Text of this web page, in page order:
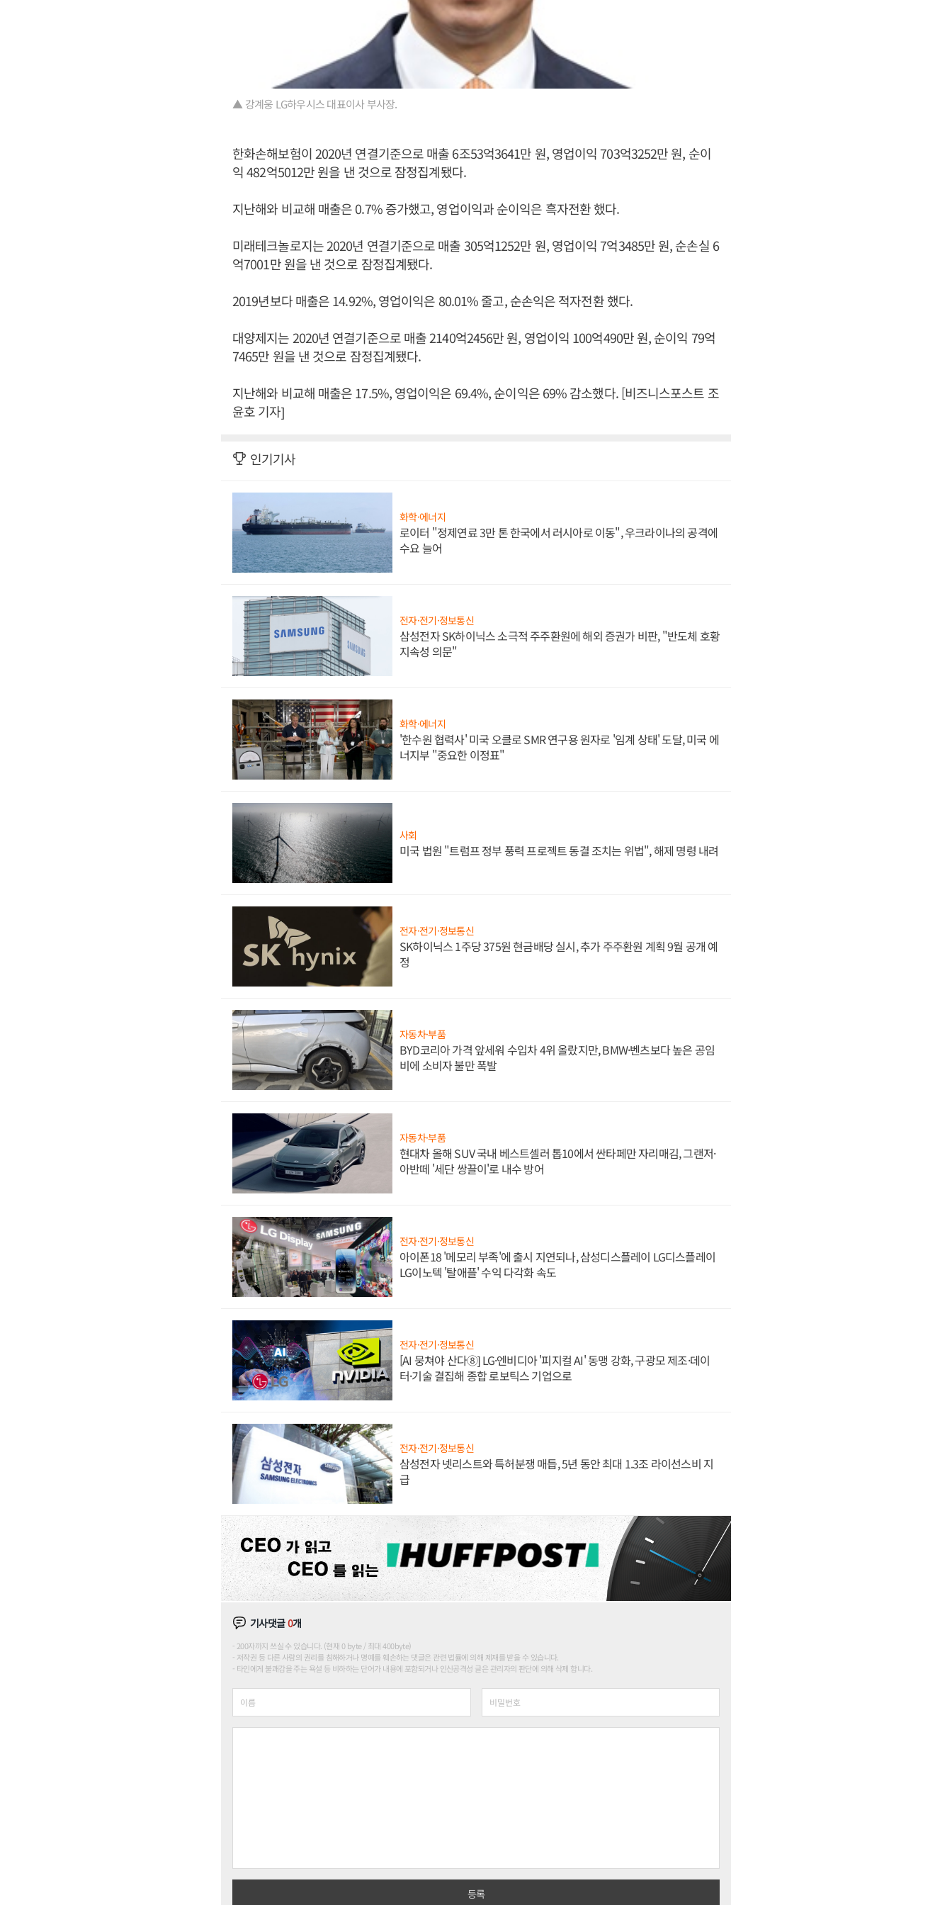
▲ 강계웅 LG하우시스 대표이사 부사장.
한화손해보험이 2020년 연결기준으로 매출 6조53억3641만 원, 영업이익 703억3252만 원, 순이
익 482억5012만 원을 낸 것으로 잠정집계됐다.
지난해와 비교해 매출은 0.7% 증가했고, 영업이익과 순이익은 흑자전환 했다.
미래테크놀로지는 2020년 연결기준으로 매출 305억1252만 원, 영업이익 7억3485만 원, 순손실 6
억7001만 원을 낸 것으로 잠정집계됐다.
2019년보다 매출은 14.92%, 영업이익은 80.01% 줄고, 순손익은 적자전환 했다.
대양제지는 2020년 연결기준으로 매출 2140억2456만 원, 영업이익 100억490만 원, 순이익 79억
7465만 원을 낸 것으로 잠정집계됐다.
지난해와 비교해 매출은 17.5%, 영업이익은 69.4%, 순이익은 69% 감소했다. [비즈니스포스트 조
윤호 기자]
인기기사
화학·에너지
로이터 "정제연료 3만 톤 한국에서 러시아로 이동", 우크라이나의 공격에
수요 늘어
전자·전기·정보통신
삼성전자 SK하이닉스 소극적 주주환원에 해외 증권가 비판, "반도체 호황
지속성 의문"
화학·에너지
'한수원 협력사' 미국 오클로 SMR 연구용 원자로 '임계 상태' 도달, 미국 에
너지부 "중요한 이정표"
사회
미국 법원 "트럼프 정부 풍력 프로젝트 동결 조치는 위법", 해제 명령 내려
전자·전기·정보통신
SK하이닉스 1주당 375원 현금배당 실시, 추가 주주환원 계획 9월 공개 예
정
자동차·부품
BYD코리아 가격 앞세워 수입차 4위 올랐지만, BMW·벤츠보다 높은 공임
비에 소비자 불만 폭발
자동차·부품
현대차 올해 SUV 국내 베스트셀러 톱10에서 싼타페만 자리매김, 그랜저·
아반떼 '세단 쌍끌이'로 내수 방어
전자·전기·정보통신
아이폰18 '메모리 부족'에 출시 지연되나, 삼성디스플레이 LG디스플레이
LG이노텍 '탈애플' 수익 다각화 속도
전자·전기·정보통신
[AI 뭉쳐야 산다⑧] LG·엔비디아 '피지컬 AI' 동맹 강화, 구광모 제조·데이
터·기술 결집해 종합 로보틱스 기업으로
전자·전기·정보통신
삼성전자 넷리스트와 특허분쟁 매듭, 5년 동안 최대 1.3조 라이선스비 지
급
기사댓글0개
200자까지 쓰실 수 있습니다. (현재 0 byte / 최대 400byte)
저작권 등 다른 사람의 권리를 침해하거나 명예를 훼손하는 댓글은 관련 법률에 의해 제재를 받을 수 있습니다.
타인에게 불쾌감을 주는 욕설 등 비하하는 단어가 내용에 포함되거나 인신공격성 글은 관리자의 판단에 의해 삭제 합니다.